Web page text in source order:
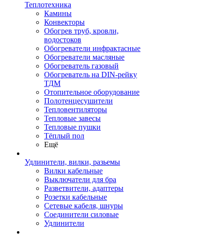
Теплотехника
Камины
Конвекторы
Обогрев труб, кровли,
водостоков
Обогреватели инфрактасные
Обогреватели масляные
Обогреватель газовый
Обогреватель на DIN-рейку
ТДМ
Отопительное оборудование
Полотенцесушители
Тепловентиляторы
Тепловые завесы
Тепловые пушки
Тёплый пол
Ещё
Удлинители, вилки, разьемы
Вилки кабельные
Выключатели для бра
Разветвители, адаптеры
Розетки кабельные
Сетевые кабеля, шнуры
Соединители силовые
Удлинители